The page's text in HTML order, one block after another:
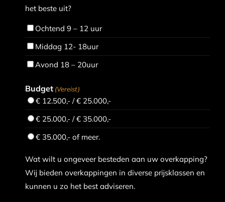
het beste uit?
Ochtend 9 – 12 uur
Middag 12- 18uur
Avond 18 – 20uur
Budget (Vereist)
€ 12.500,- / € 25.000,-
€ 25.000,- / € 35.000,-
€ 35.000,- of meer.
Wat wilt u ongeveer besteden aan uw overkapping?
Wij bieden overkappingen in diverse prijsklassen en
kunnen u zo het best adviseren.